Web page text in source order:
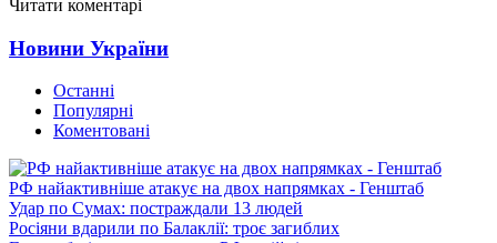
Читати коментарі
Новини України
Останні
Популярні
Коментовані
РФ найактивніше атакує на двох напрямках - Генштаб
Удар по Сумах: постраждали 13 людей
Росіяни вдарили по Балаклії: троє загиблих